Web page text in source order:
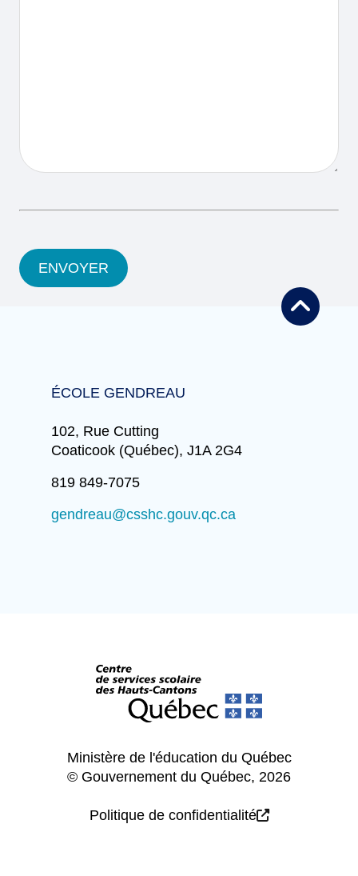
ENVOYER
ÉCOLE GENDREAU
102, Rue Cutting
Coaticook (Québec), J1A 2G4
819 849-7075
gendreau@csshc.gouv.qc.ca
Ministère de l'éducation du Québec
© Gouvernement du Québec, 2026
Politique de confidentialité